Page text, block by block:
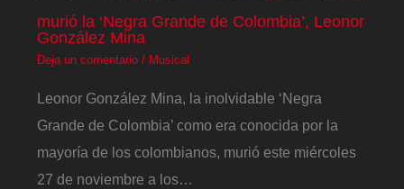
murió la ‘Negra Grande de Colombia’, Leonor
González Mina
Deja un comentario / Musical
Leonor González Mina, la inolvidable ‘Negra
Grande de Colombia’ como era conocida por la
mayoría de los colombianos, murió este miércoles
27 de noviembre a los…